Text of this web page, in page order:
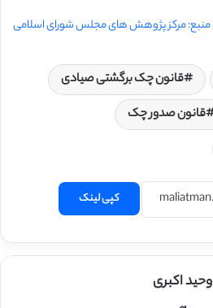
منبع: مرکز پژوهش های مجلس شورای اسلامی
قانون چک برگشتی صیادی
قانون صدور چک
کپی لینک
وحید اکبری